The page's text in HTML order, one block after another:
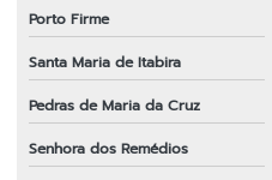
Porto Firme
Santa Maria de Itabira
Pedras de Maria da Cruz
Senhora dos Remédios